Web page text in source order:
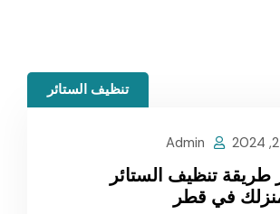
تنظيف الستائر
Admin
طريقة تنظيف الستائر
في قطر